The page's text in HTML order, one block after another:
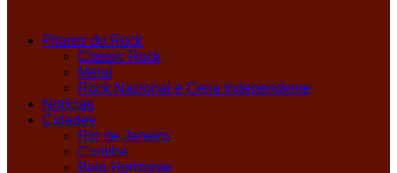
Pilares do Rock
Classic Rock
Metal
Rock Nacional e Cena Independente
Notícias
Cidades
Rio de Janeiro
Curitiba
Belo Horizonte